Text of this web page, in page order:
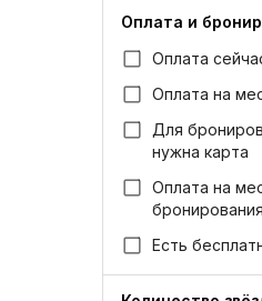
Оплата и
Оплата
Оплата на
Для
нужна карта
Оплата на
Есть